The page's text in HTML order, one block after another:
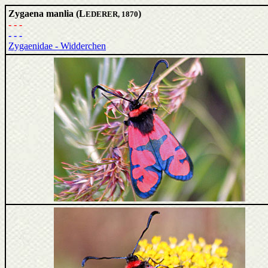
Zygaena manlia (LEDERER, 1870)
- - -
- - -
Zygaenidae - Widderchen